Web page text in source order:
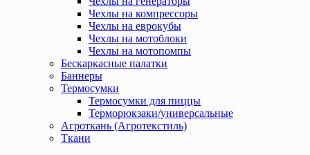
Чехлы на компрессоры
Чехлы на еврокубы
Чехлы на мотоблоки
Чехлы на мотопомпы
Бескаркасные палатки
Баннеры
Термосумки
Термосумки для пиццы
Терморюкзаки/универсальные
Агроткань (Агротекстиль)
Ткани